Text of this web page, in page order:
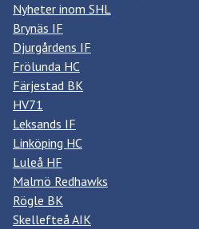
Nyheter inom SHL
Brynäs IF
Djurgårdens IF
Frölunda HC
Färjestad BK
HV71
Leksands IF
Linköping HC
Luleå HF
Malmö Redhawks
Rögle BK
Skellefteå AIK